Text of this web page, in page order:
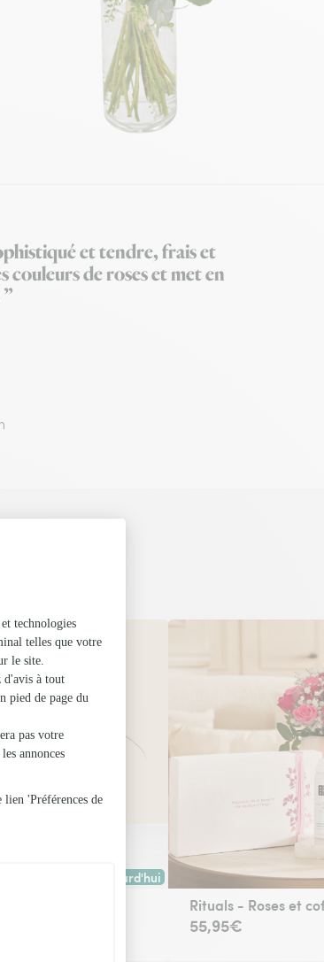
et tendre, frais et
de roses et met en
choix.
commande passée avant 17h30) ou à la date de votre
Dès aujourd'hui
Livraison dès aujourd'hui (pour toute
Rituals - Roses et
55,95€